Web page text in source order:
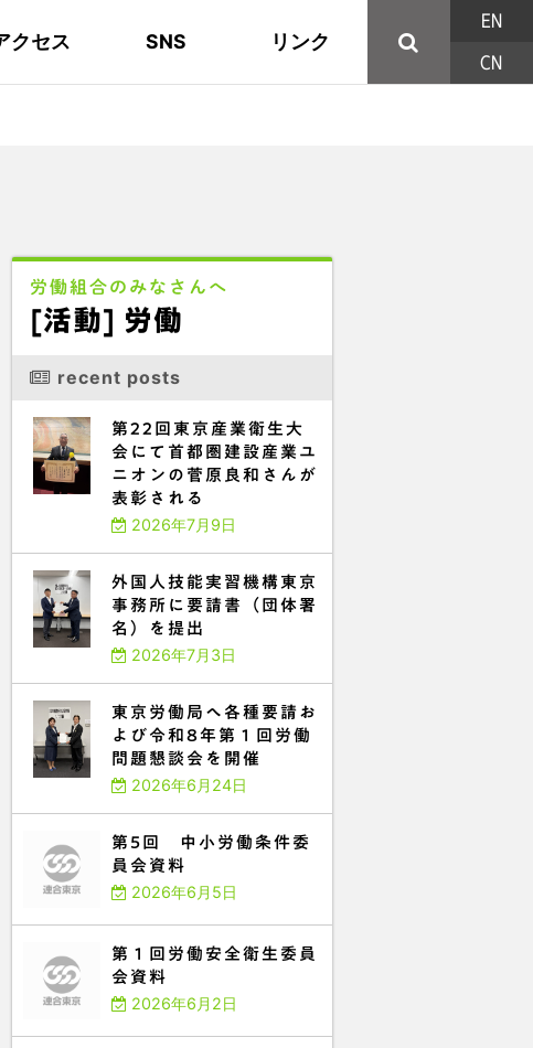
44の構成組織 主な取り組み
地域活動 資料
クセス
東部ブロック地協 西北ブロック
SNS
YouTube X/Twitter
リンク
EN
CN
労働組合のみなさんへ
[活動] 労働
recent posts
第22回東京産業衛生大
会にて首都圏建設産業ユ
ニオンの菅原良和さんが
表彰される
2026年7月9日
外国人技能実習機構東京
事務所に要請書（団体署
名）を提出
2026年7月3日
東京労働局へ各種要請お
よび令和8年第１回労働
問題懇談会を開催
2026年6月24日
第5回 中小労働条件委
員会資料
2026年6月5日
第１回労働安全衛生委員
会資料
2026年6月2日